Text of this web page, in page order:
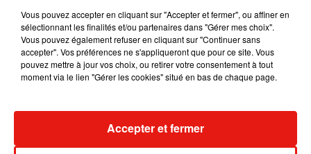
Musique
Julien Lieb s’essaye à la vie de chatelain
Vous pouvez accepter en cliquant sur "Accepter et fermer", ou affiner en
sélectionnant les finalités et/ou partenaires dans "Gérer mes choix".
Vous pouvez également refuser en cliquant sur "Continuer sans
accepter". Vos préférences ne s'appliqueront que pour ce site. Vous
pouvez mettre à jour vos choix, ou retirer votre consentement à tout
moment via le lien "Gérer les cookies" situé en bas de chaque page.
Accepter et fermer